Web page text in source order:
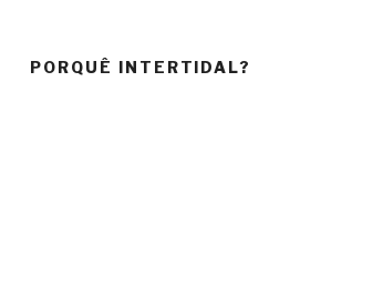
PORQUÊ INTERTIDAL?